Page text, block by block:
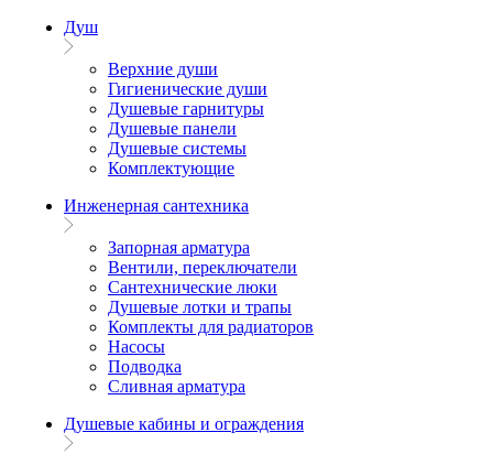
Душ
Верхние души
Гигиенические души
Душевые гарнитуры
Душевые панели
Душевые системы
Комплектующие
Инженерная сантехника
Запорная арматура
Вентили, переключатели
Сантехнические люки
Душевые лотки и трапы
Комплекты для радиаторов
Насосы
Подводка
Сливная арматура
Душевые кабины и ограждения